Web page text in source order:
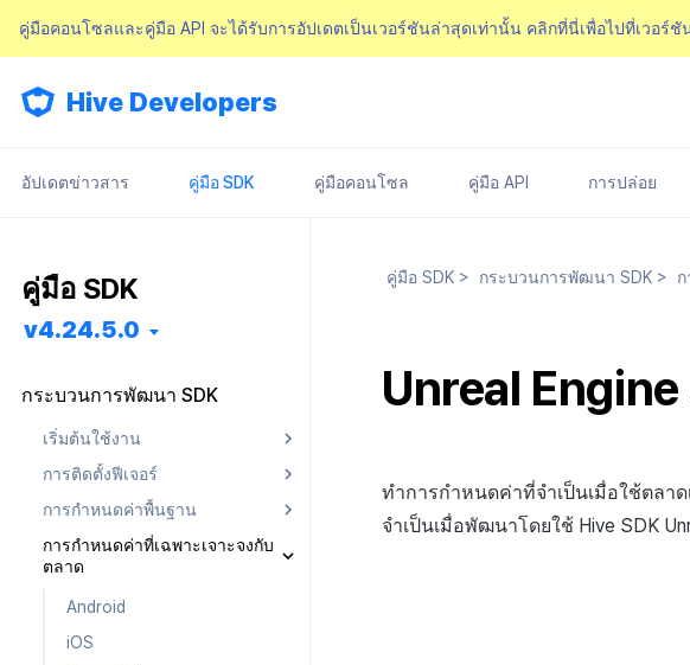
คู่มือคอนโซลและคู่มือ API จะได้รับการอัปเดตเป็นเวอร์ชันล่าสุดเท่านั้น คลิกที่นี่เพื่อไปที่เวอร์ชั
Hive Developers
อัปเดตข่าวสาร คู่มือ SDK คู่มือคอนโซล คู่มือ API การปล่อย
คู่มือ SDK
v4.24.5.0
กระบวนการพัฒนา SDK
เริ่มต้นใช้งาน
การติดตั้งล่วงหน้า
Android
iOS
Unity
Unreal Engine 4
การติดตั้ง SDK
Android
Cocos2d-x
Unity
หลังการติดตั้ง
iOS
Cocos2d-x
การติดตั้งฟีเจอร์
Android
iOS
Unity
Unreal Engine 4
การกำหนดค่าพื้นฐาน
Android
Cocos2d-x
Unity
การกำหนดค่าที่เฉพาะเจาะจงกับ
ตลาด
Android
iOS
คู่มือ SDK > กระบวนการพัฒนา SDK > ก
Unreal
ทำการกำหนดค่าที่จำเป็นเมื่อใช้ตลาด
จำเป็นเมื่อพัฒนาโดยใช้ Hive SDK